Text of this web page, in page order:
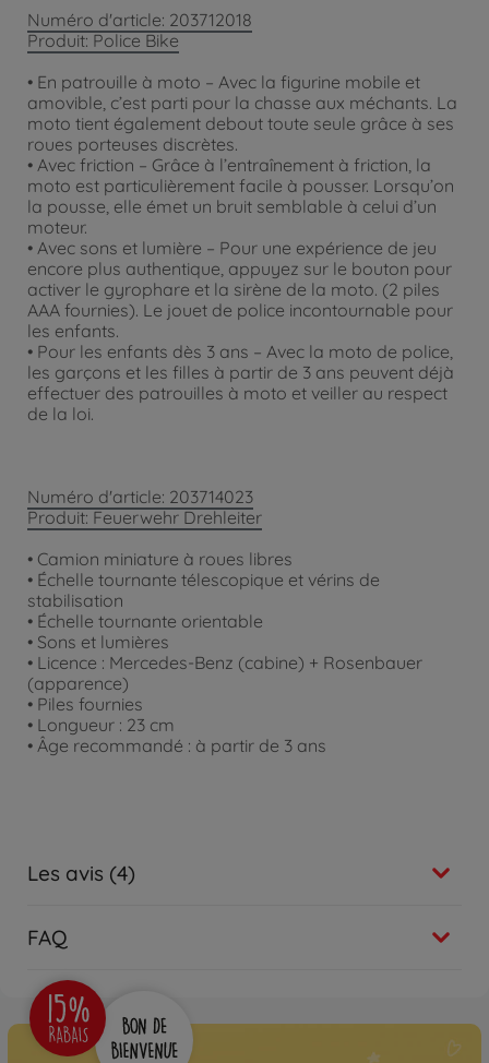
Numéro d'article: 203712018
Produit: Police Bike
• En patrouille à moto – Avec la figurine mobile et
amovible, c’est parti pour la chasse aux méchants. La
moto tient également debout toute seule grâce à ses
roues porteuses discrètes.
• Avec friction – Grâce à l’entraînement à friction, la
moto est particulièrement facile à pousser. Lorsqu’on
la pousse, elle émet un bruit semblable à celui d’un
moteur.
• Avec sons et lumière – Pour une expérience de jeu
encore plus authentique, appuyez sur le bouton pour
activer le gyrophare et la sirène de la moto. (2 piles
AAA fournies). Le jouet de police incontournable pour
les enfants.
• Pour les enfants dès 3 ans – Avec la moto de police,
les garçons et les filles à partir de 3 ans peuvent déjà
effectuer des patrouilles à moto et veiller au respect
de la loi.
Numéro d'article: 203714023
Produit: Feuerwehr Drehleiter
• Camion miniature à roues libres
• Échelle tournante télescopique et vérins de
stabilisation
• Échelle tournante orientable
• Sons et lumières
• Licence : Mercedes-Benz (cabine) + Rosenbauer
(apparence)
• Piles fournies
• Longueur : 23 cm
• Âge recommandé : à partir de 3 ans
Les avis (4)
FAQ